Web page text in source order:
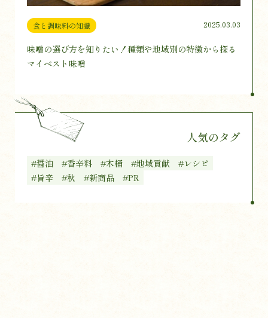
食と調味料の知識 2025.03.03
味噌の選び方を知りたい！種類や地域別の特徴から探る
マイベスト味噌
人気のタグ
#醤油 #香辛料 #木桶 #地域貢献
#レシピ
#旨辛
#秋 #新商品 #PR